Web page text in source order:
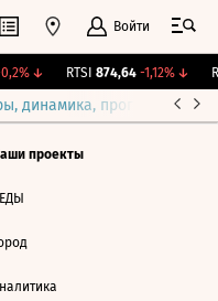
Войти
↓ RTSI 874,64 -1,12%↓
динамика, прогнозы
проекты